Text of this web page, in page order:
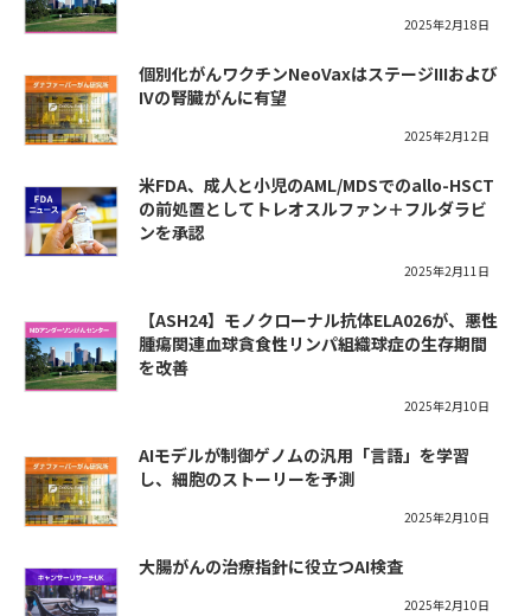
2025年2月18日
個別化がんワクチンNeoVaxはステージIIIおよび
IVの腎臓がんに有望
2025年2月12日
米FDA、成人と小児のAML/MDSでのallo-HSCT
の前処置としてトレオスルファン＋フルダラビ
ンを承認
2025年2月11日
【ASH24】モノクローナル抗体ELA026が、悪性
腫瘍関連血球貪食性リンパ組織球症の生存期間
を改善
2025年2月10日
AIモデルが制御ゲノムの汎用「言語」を学習
し、細胞のストーリーを予測
2025年2月10日
大腸がんの治療指針に役立つAI検査
2025年2月10日